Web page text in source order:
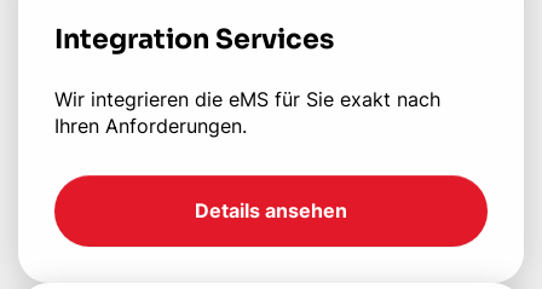
Integration Services
Wir integrieren die eMS für Sie exakt nach
Ihren Anforderungen.
Details ansehen